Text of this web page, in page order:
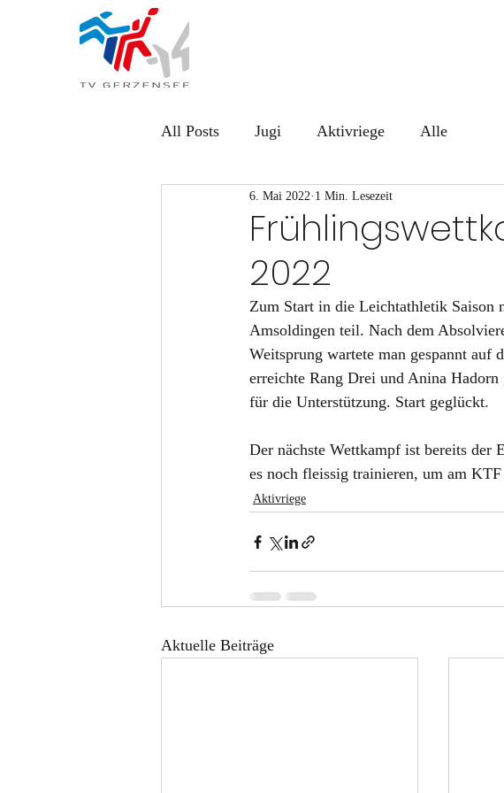
All Posts Jugi Aktivriege Alle
2022
6. Mai 2022 1 Min. Lesezeit
Zum Start in die Leichtathletik Saison
Amsoldingen teil. Nach dem
Weitsprung wartete man gespannt
erreichte Rang Drei und Anina
für die Unterstützung. Start geglückt.
Der nächste Wettkampf ist bereits der
es noch fleissig trainieren, um am
Aktivriege
Aktuelle Beiträge